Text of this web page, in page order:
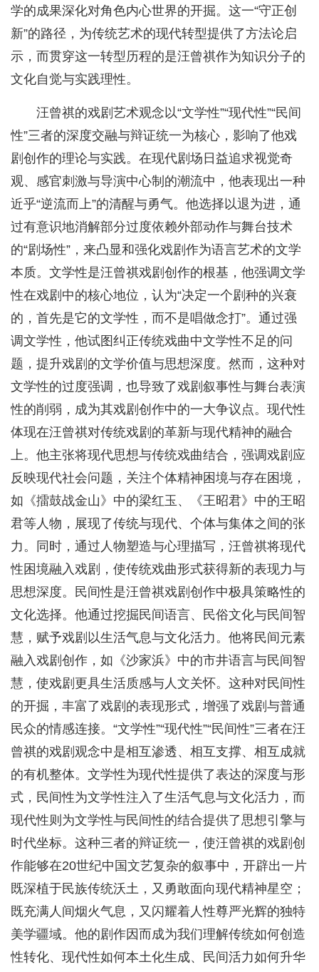
学的成果深化对角色内心世界的开掘。这一“守正创
新”的路径，为传统艺术的现代转型提供了方法论启
示，而贯穿这一转型历程的是汪曾祺作为知识分子的
文化自觉与实践理性。
汪曾祺的戏剧艺术观念以“文学性”“现代性”“民间
性”三者的深度交融与辩证统一为核心，影响了他戏
剧创作的理论与实践。在现代剧场日益追求视觉奇
观、感官刺激与导演中心制的潮流中，他表现出一种
近乎“逆流而上”的清醒与勇气。他选择以退为进，通
过有意识地消解部分过度依赖外部动作与舞台技术
的“剧场性”，来凸显和强化戏剧作为语言艺术的文学
本质。文学性是汪曾祺戏剧创作的根基，他强调文学
性在戏剧中的核心地位，认为“决定一个剧种的兴衰
的，首先是它的文学性，而不是唱做念打”。通过强
调文学性，他试图纠正传统戏曲中文学性不足的问
题，提升戏剧的文学价值与思想深度。然而，这种对
文学性的过度强调，也导致了戏剧叙事性与舞台表演
性的削弱，成为其戏剧创作中的一大争议点。现代性
体现在汪曾祺对传统戏剧的革新与现代精神的融合
上。他主张将现代思想与传统戏曲结合，强调戏剧应
反映现代社会问题，关注个体精神困境与存在困境，
如《擂鼓战金山》中的梁红玉、《王昭君》中的王昭
君等人物，展现了传统与现代、个体与集体之间的张
力。同时，通过人物塑造与心理描写，汪曾祺将现代
性困境融入戏剧，使传统戏曲形式获得新的表现力与
思想深度。民间性是汪曾祺戏剧创作中极具策略性的
文化选择。他通过挖掘民间语言、民俗文化与民间智
慧，赋予戏剧以生活气息与文化活力。他将民间元素
融入戏剧创作，如《沙家浜》中的市井语言与民间智
慧，使戏剧更具生活质感与人文关怀。这种对民间性
的开掘，丰富了戏剧的表现形式，增强了戏剧与普通
民众的情感连接。“文学性”“现代性”“民间性”三者在汪
曾祺的戏剧观念中是相互渗透、相互支撑、相互成就
的有机整体。文学性为现代性提供了表达的深度与形
式，民间性为文学性注入了生活气息与文化活力，而
现代性则为文学性与民间性的结合提供了思想引擎与
时代坐标。这种三者的辩证统一，使汪曾祺的戏剧创
作能够在20世纪中国文艺复杂的叙事中，开辟出一片
既深植于民族传统沃土，又勇敢面向现代精神星空；
既充满人间烟火气息，又闪耀着人性尊严光辉的独特
美学疆域。他的剧作因而成为我们理解传统如何创造
性转化、现代性如何本土化生成、民间活力如何升华